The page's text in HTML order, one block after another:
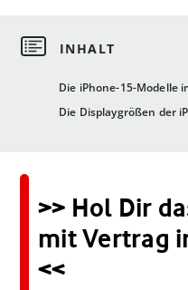
Die iPhone-15-Modelle
Die Displaygrößen der
>> Hol Dir
mit Vertrag
<<